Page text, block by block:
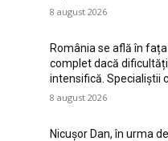
8 august 2026
România se află în
complet dacă
intensifică. Specialiștii
8 august 2026
Nicușor Dan, în urma